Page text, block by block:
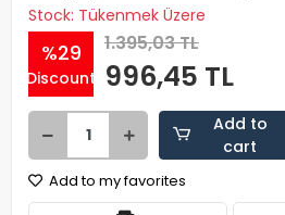
Stock: Tükenmek Üzere
%29
Discount
1.395,03 TL
996,45 TL
Add to
cart
Add to my favorites